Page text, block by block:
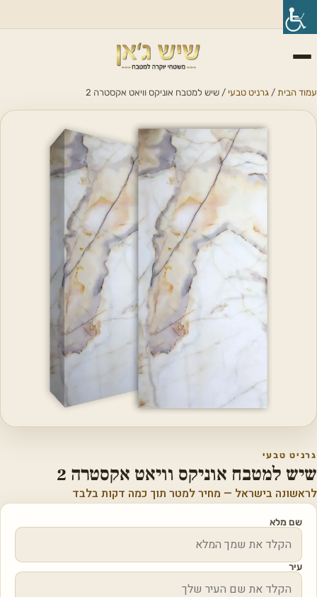
עמוד הבית / גרניט טבעי / שיש למטבח אוניקס וויאט אקסטרה 2
גרניט טבעי
שיש למטבח אוניקס וויאט אקסטרה 2
לראשונה בישראל — מחיר למטר תוך כמה דקות בלבד
שם מלא
עיר